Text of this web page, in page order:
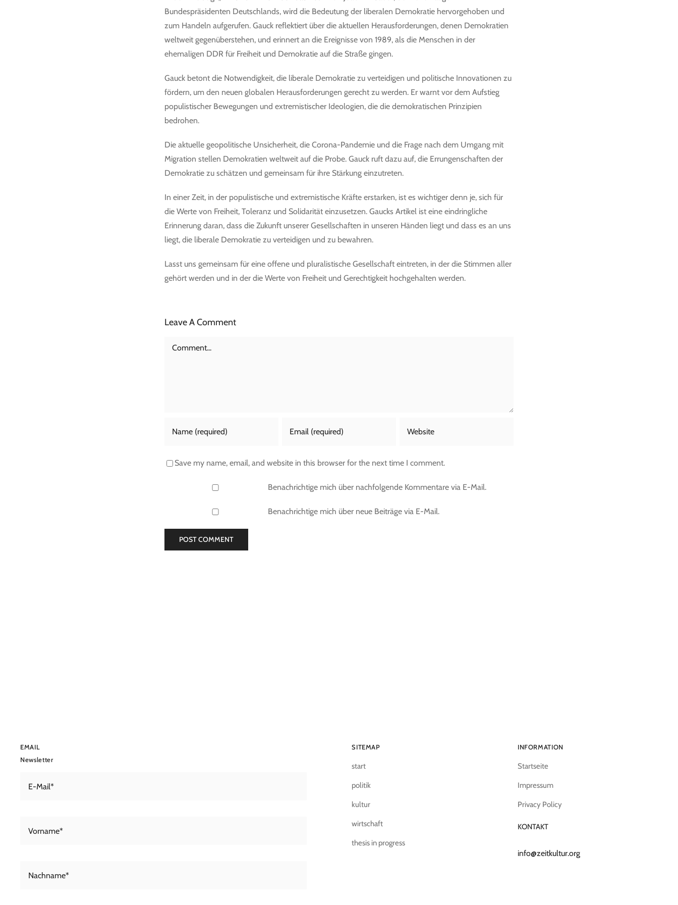
Bundespräsidenten Deutschlands, wird die Bedeutung der liberalen Demokratie hervorgehoben und
zum Handeln aufgerufen. Gauck reflektiert über die aktuellen Herausforderungen, denen Demokratien
weltweit gegenüberstehen, und erinnert an die Ereignisse von 1989, als die Menschen in der
ehemaligen DDR für Freiheit und Demokratie auf die Straße gingen.
Gauck betont die Notwendigkeit, die liberale Demokratie zu verteidigen und politische Innovationen zu
fördern, um den neuen globalen Herausforderungen gerecht zu werden. Er warnt vor dem Aufstieg
populistischer Bewegungen und extremistischer Ideologien, die die demokratischen Prinzipien
bedrohen.
Die aktuelle geopolitische Unsicherheit, die Corona-Pandemie und die Frage nach dem Umgang mit
Migration stellen Demokratien weltweit auf die Probe. Gauck ruft dazu auf, die Errungenschaften der
Demokratie zu schätzen und gemeinsam für ihre Stärkung einzutreten.
In einer Zeit, in der populistische und extremistische Kräfte erstarken, ist es wichtiger denn je, sich für
die Werte von Freiheit, Toleranz und Solidarität einzusetzen. Gaucks Artikel ist eine eindringliche
Erinnerung daran, dass die Zukunft unserer Gesellschaften in unseren Händen liegt und dass es an uns
liegt, die liberale Demokratie zu verteidigen und zu bewahren.
Lasst uns gemeinsam für eine offene und pluralistische Gesellschaft eintreten, in der die Stimmen aller
gehört werden und in der die Werte von Freiheit und Gerechtigkeit hochgehalten werden.
Leave A Comment
Comment
Save my name, email, and website in this browser for the next time I comment.
Benachrichtige mich über nachfolgende Kommentare via E-Mail.
Benachrichtige mich über neue Beiträge via E-Mail.
EMAIL
Newsletter
SITEMAP
start
politik
kultur
wirtschaft
thesis in progress
INFORMATION
Startseite
Impressum
Privacy Policy
KONTAKT
info@zeitkultur.org